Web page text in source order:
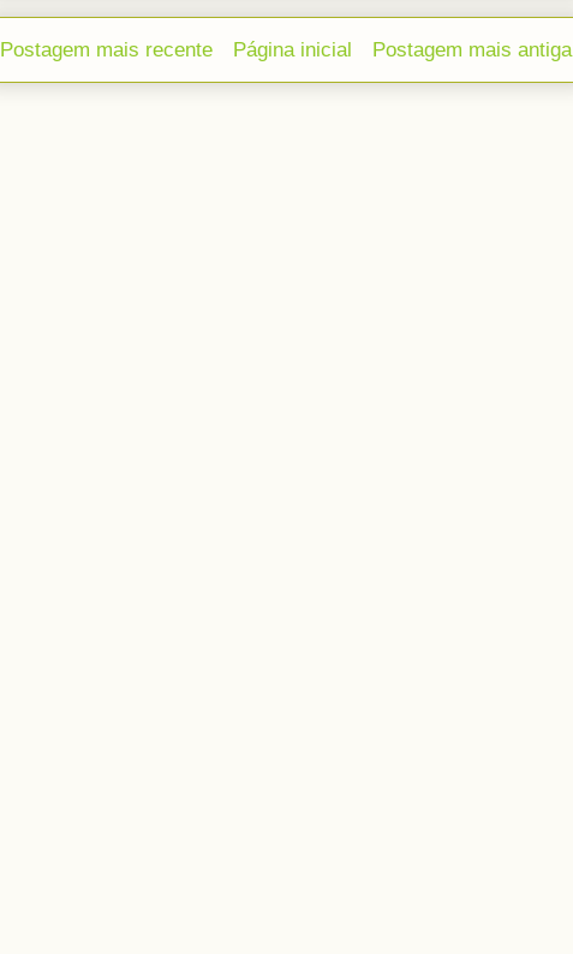
Postagem mais recente Postagem mais antiga
Página inicial